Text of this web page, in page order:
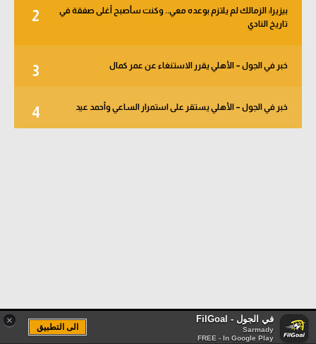
2
بيزيرا: الزمالك لم يلتزم بوعده معي.. وكنت سأصبح أغلى صفقة في
تاريخ النادي
3 خبر في الجول – الأهلي يقرر الاستنغاء عن عمر كمال
4 خبر في الجول – الأهلي يستقر على استمرار الساعي وأحمد عيد
× في الجول - FilGoal
Sarmady
FREE - In Google Play
الى التطبيق